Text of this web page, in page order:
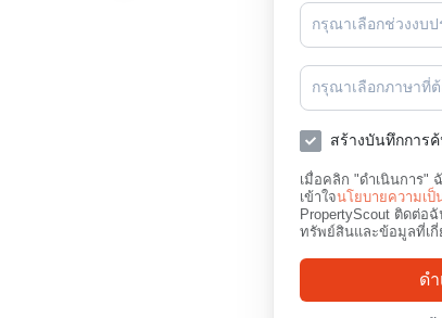
กรุณาเลือกช่วงงบ
กรุณาเลือกภาษาที่ต้
สร้างบันทึกการ
เมื่อคลิก "ดำเนินการ"
เข้าใจนโยบายความเป็
PropertyScout ติดต่อ
ทรัพย์สินและข้อมูลที่เกี่
ด